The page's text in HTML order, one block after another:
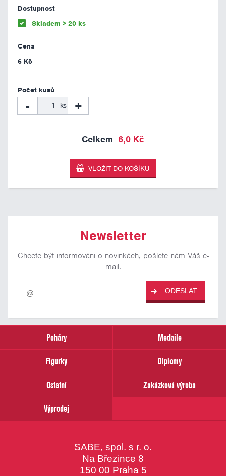
Skladem > 20 ks
6 Kč
- ks +
6,0 Kč
Newsletter
Chcete být informováni o novinkách, pošlete nám Váš e-
mail.
odběr
našich
email
ODESLAT
Poháry
Medaile
Figurky
Diplomy
Ostatní
Zakázková výroba
Výprodej
SABE, spol. s r. o.
Na Březince 8
150 00 Praha 5